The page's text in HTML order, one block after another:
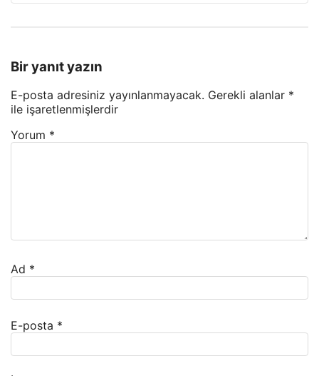
Bir yanıt yazın
E-posta adresiniz yayınlanmayacak. Gerekli alanlar *
ile işaretlenmişlerdir
Yorum *
Ad *
E-posta *